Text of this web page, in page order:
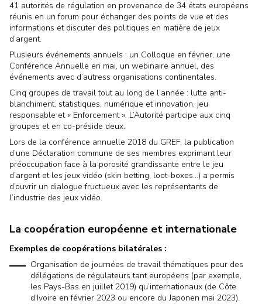
41 autorités de régulation en provenance de 34 états européens
réunis en un forum pour échanger des points de vue et des
informations et discuter des politiques en matière de jeux
d’argent.
Plusieurs événements annuels : un Colloque en février, une
Conférence Annuelle en mai, un webinaire annuel, des
événements avec d’autress organisations continentales.
Cinq groupes de travail tout au long de l’année : lutte anti-
blanchiment, statistiques, numérique et innovation, jeu
responsable et « Enforcement ». L’Autorité participe aux cinq
groupes et en co-préside deux.
Lors de la conférence annuelle 2018 du GREF, la publication
d’une Déclaration commune de ses membres exprimant leur
préoccupation face à la porosité grandissante entre le jeu
d’argent et les jeux vidéo (skin betting, loot-boxes…) a permis
d’ouvrir un dialogue fructueux avec les représentants de
l’industrie des jeux vidéo.
La coopération européenne et internationale
Exemples de coopérations bilatérales :
Organisation de journées de travail thématiques pour des
délégations de régulateurs tant européens (par exemple,
les Pays-Bas en juillet 2019) qu’internationaux (de Côte
d’Ivoire en février 2023 ou encore du Japonen mai 2023).